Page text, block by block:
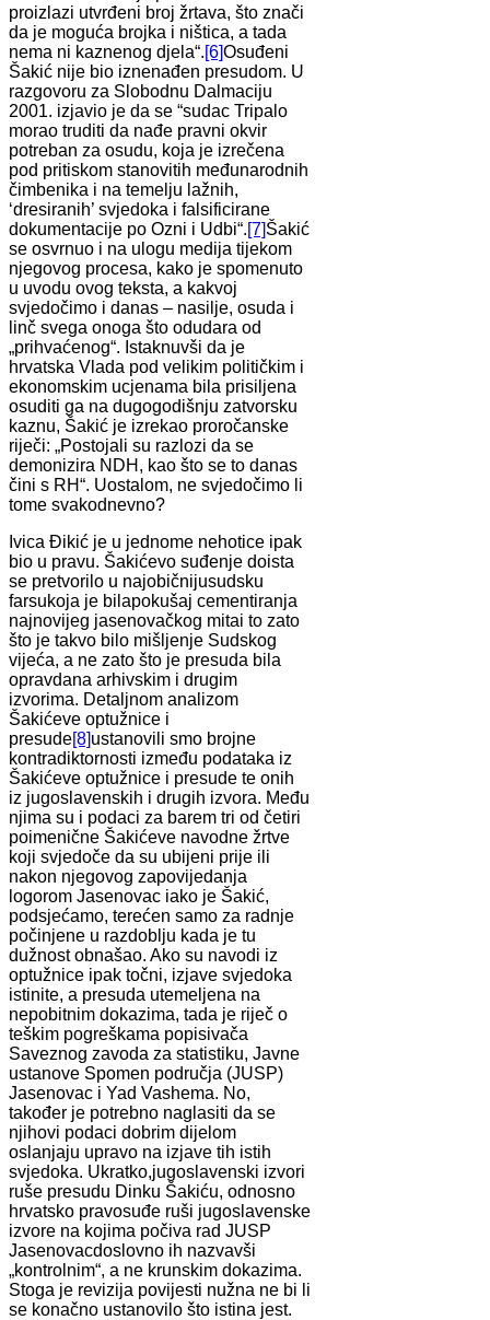
proizlazi utvrđeni broj žrtava, što znači
da je moguća brojka i ništica, a tada
nema ni kaznenog djela“.[6]Osuđeni
Šakić nije bio iznenađen presudom. U
razgovoru za Slobodnu Dalmaciju
2001. izjavio je da se “sudac Tripalo
morao truditi da nađe pravni okvir
potreban za osudu, koja je izrečena
pod pritiskom stanovitih međunarodnih
čimbenika i na temelju lažnih,
‘dresiranih’ svjedoka i falsificirane
dokumentacije po Ozni i Udbi“.[7]Šakić
se osvrnuo i na ulogu medija tijekom
njegovog procesa, kako je spomenuto
u uvodu ovog teksta, a kakvoj
svjedočimo i danas – nasilje, osuda i
linč svega onoga što odudara od
„prihvaćenog“. Istaknuvši da je
hrvatska Vlada pod velikim političkim i
ekonomskim ucjenama bila prisiljena
osuditi ga na dugogodišnju zatvorsku
kaznu, Šakić je izrekao proročanske
riječi: „Postojali su razlozi da se
demonizira NDH, kao što se to danas
čini s RH“. Uostalom, ne svjedočimo li
tome svakodnevno?
Ivica Đikić je u jednome nehotice ipak
bio u pravu. Šakićevo suđenje doista
se pretvorilo u najobičnijusudsku
farsukoja je bilapokušaj cementiranja
najnovijeg jasenovačkog mitai to zato
što je takvo bilo mišljenje Sudskog
vijeća, a ne zato što je presuda bila
opravdana arhivskim i drugim
izvorima. Detaljnom analizom
Šakićeve optužnice i
presude[8]ustanovili smo brojne
kontradiktornosti između podataka iz
Šakićeve optužnice i presude te onih
iz jugoslavenskih i drugih izvora. Među
njima su i podaci za barem tri od četiri
poimenične Šakićeve navodne žrtve
koji svjedoče da su ubijeni prije ili
nakon njegovog zapovijedanja
logorom Jasenovac iako je Šakić,
podsjećamo, terećen samo za radnje
počinjene u razdoblju kada je tu
dužnost obnašao. Ako su navodi iz
optužnice ipak točni, izjave svjedoka
istinite, a presuda utemeljena na
nepobitnim dokazima, tada je riječ o
teškim pogreškama popisivača
Saveznog zavoda za statistiku, Javne
ustanove Spomen područja (JUSP)
Jasenovac i Yad Vashema. No,
također je potrebno naglasiti da se
njihovi podaci dobrim dijelom
oslanjaju upravo na izjave tih istih
svjedoka. Ukratko,jugoslavenski izvori
ruše presudu Dinku Šakiću, odnosno
hrvatsko pravosuđe ruši jugoslavenske
izvore na kojima počiva rad JUSP
Jasenovacdoslovno ih nazvavši
„kontrolnim“, a ne krunskim dokazima.
Stoga je revizija povijesti nužna ne bi li
se konačno ustanovilo što istina jest.